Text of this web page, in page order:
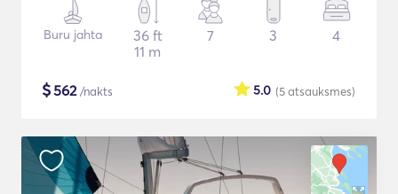
Buru jahta
36 ft
11 m
7 3 4
$562/nakts (5atsauksmes)
5.0